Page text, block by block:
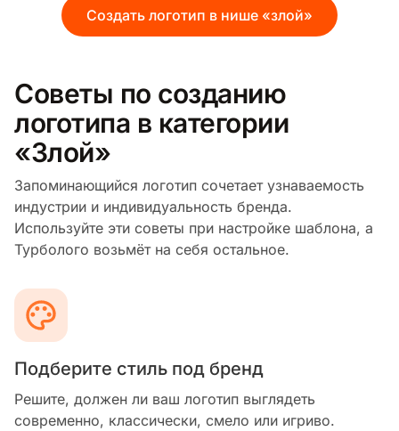
Создать логотип в нише «злой»
Советы по созданию
логотипа в категории
«Злой»
Запоминающийся логотип сочетает узнаваемость
индустрии и индивидуальность бренда.
Используйте эти советы при настройке шаблона, а
Турболого возьмёт на себя остальное.
Подберите стиль под бренд
Решите, должен ли ваш логотип выглядеть
современно, классически, смело или игриво.